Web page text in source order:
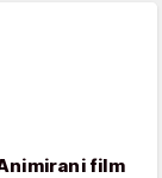
film